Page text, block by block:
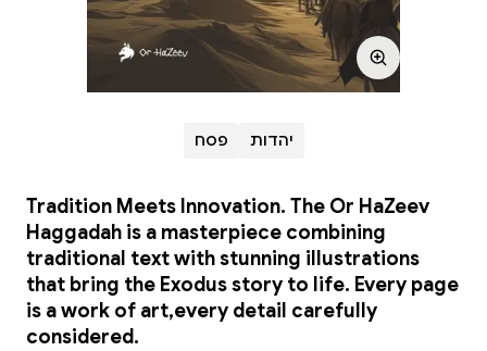
יהדות פסח
Tradition Meets Innovation. The Or HaZeev
Haggadah is a masterpiece combining
traditional text with stunning illustrations
that bring the Exodus story to life. Every page
is a work of art,every detail carefully
considered.